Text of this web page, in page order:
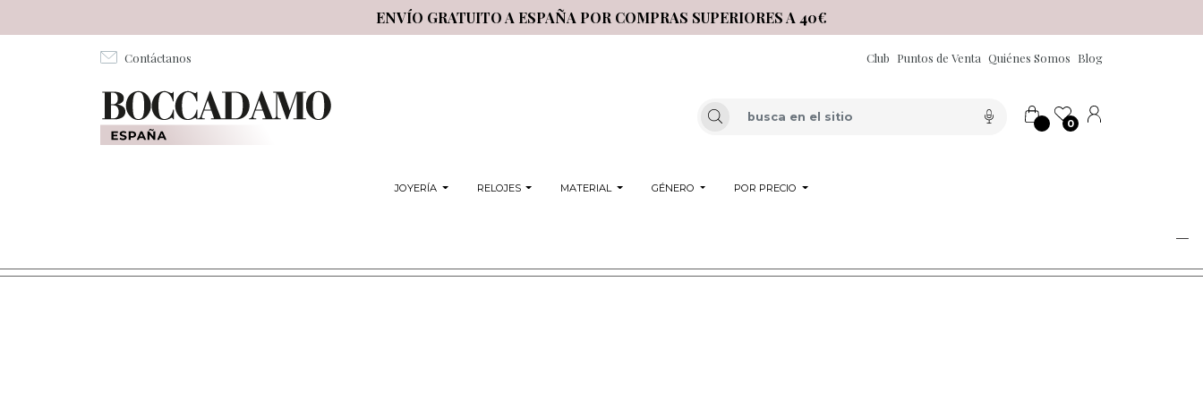
ENVÍO GRATUITO A ESPAÑA POR COMPRAS SUPERIORES A 40€
Contáctanos Club Puntos de Venta Quiénes Somos Blog
0
JOYERÍA RELOJES MATERIAL GÉNERO POR PRECIO